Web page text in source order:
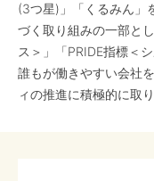
(3つ星)」「くるみん」
づく取り組みの一部と
ス＞」「PRIDE指標＜
誰もが働きやすい会社
ィの推進に積極的に取